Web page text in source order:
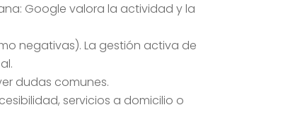
Google valora la actividad y la
negativas). La gestión activa de
dudas comunes.
servicios a domicilio o